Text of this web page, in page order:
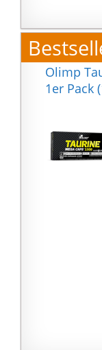
Olimp
1er Pack